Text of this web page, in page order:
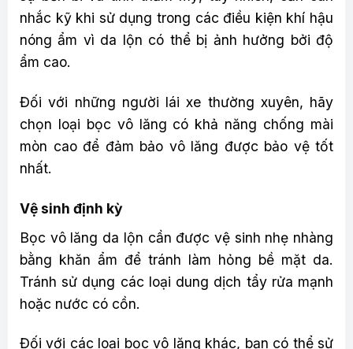
nhắc kỹ khi sử dụng trong các điều kiện khí hậu
nóng ẩm vì da lộn có thể bị ảnh hưởng bởi độ
ẩm cao.
Đối với những người lái xe thường xuyên, hãy
chọn loại bọc vô lăng có khả năng chống mài
mòn cao để đảm bảo vô lăng được bảo vệ tốt
nhất.
Vệ sinh định kỳ
Bọc vô lăng da lộn cần được vệ sinh nhẹ nhàng
bằng khăn ẩm để tránh làm hỏng bề mặt da.
Tránh sử dụng các loại dung dịch tẩy rửa mạnh
hoặc nước có cồn.
Đối với các loại bọc vô lăng khác, bạn có thể sử